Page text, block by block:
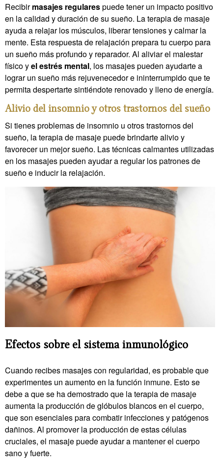
Recibirmasajes regularespuede tener un impacto positivo
en la calidad y duración de su sueño. La terapia de masaje
ayuda a relajar los músculos, liberar tensiones y calmar la
mente. Esta respuesta de relajación prepara tu cuerpo para
un sueño más profundo y reparador. Al aliviar el malestar
físico yel estrés mental, los masajes pueden ayudarte a
lograr un sueño más rejuvenecedor e ininterrumpido que te
permita despertarte sintiéndote renovado y lleno de energía.
Alivio del insomnio y otros trastornos del sueño
Si tienes problemas de insomnio u otros trastornos del
sueño, la terapia de masaje puede brindarte alivio y
favorecer un mejor sueño. Las técnicas calmantes utilizadas
en los masajes pueden ayudar a regular los patrones de
sueño e inducir la relajación.
Efectos sobre el sistema inmunológico
Cuando recibes masajes con regularidad, es probable que
experimentes un aumento en la función inmune. Esto se
debe a que se ha demostrado que la terapia de masaje
aumenta la producción de glóbulos blancos en el cuerpo,
que son esenciales para combatir infecciones y patógenos
dañinos. Al promover la producción de estas células
cruciales, el masaje puede ayudar a mantener el cuerpo
sano y fuerte.